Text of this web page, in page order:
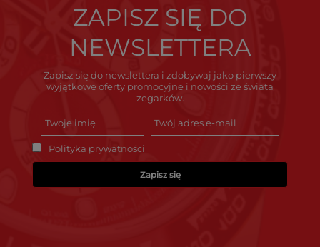
ZAPISZ SIĘ DO
NEWSLETTERA
Zapisz się do newslettera i zdobywaj jako pierwszy
wyjątkowe oferty promocyjne i nowości ze świata
zegarków.
Polityka prywatności
Zapisz się